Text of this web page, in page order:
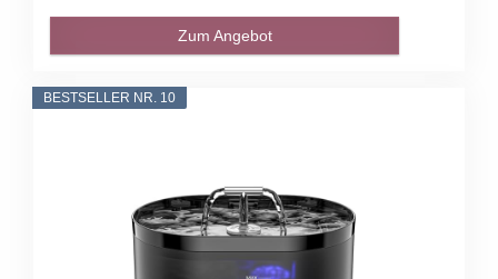
Zum Angebot
BESTSELLER NR. 10